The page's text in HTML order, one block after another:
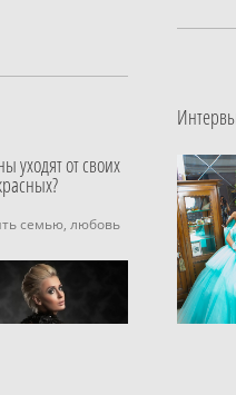
уходят от своих
семью, любовь